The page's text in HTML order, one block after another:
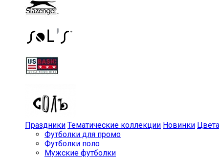
Праздники Тематические коллекции Новинки Цвета
Футболки для промо
Футболки поло
Мужские футболки